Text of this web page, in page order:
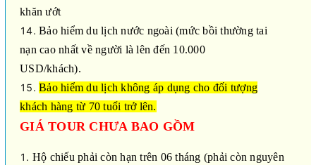
khăn ướt
Bảo hiểm du lịch nước ngoài (mức bồi thường tai
nạn cao nhất về người là lên đến 10.000
USD/khách).
Bảo hiểm du lịch không áp dụng cho đối tượng
khách hàng từ 70 tuổi trở lên.
GIÁ TOUR CHƯA BAO GỒM
Hộ chiếu phải còn hạn trên 06 tháng (phải còn nguyên